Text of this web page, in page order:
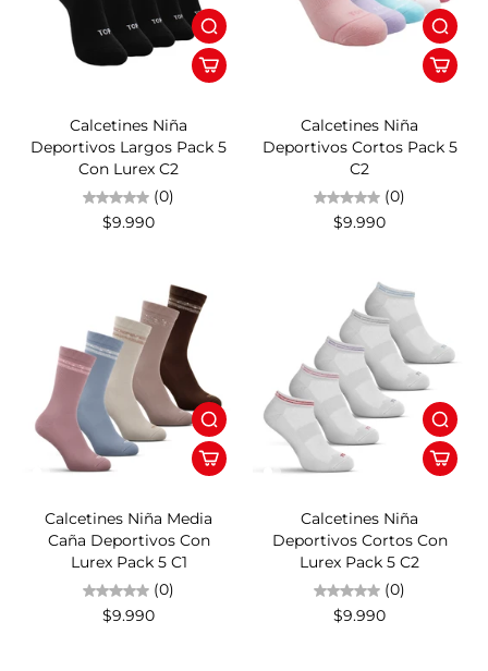
Calcetines Niña
Deportivos Largos Pack 5
Con Lurex C2
(0)
$9.990
Calcetines Niña
Deportivos Cortos Pack 5
C2
(0)
$9.990
Calcetines Niña Media
Caña Deportivos Con
Lurex Pack 5 C1
(0)
$9.990
Calcetines Niña
Deportivos Cortos Con
Lurex Pack 5 C2
(0)
$9.990